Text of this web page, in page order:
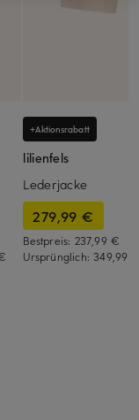
+Aktionsrabatt
lilienfels
Lederjacke
279,99 €
Bestpreis: 237,99 €
Ursprünglich:349,99